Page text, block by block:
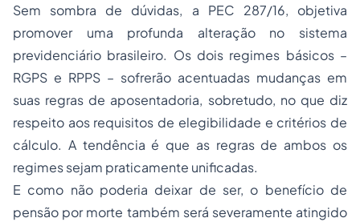
Sem sombra de dúvidas, a PEC 287/16, objetiva
promover uma profunda alteração no sistema
previdenciário brasileiro. Os dois regimes básicos –
RGPS e RPPS – sofrerão acentuadas mudanças em
suas regras de aposentadoria, sobretudo, no que diz
respeito aos requisitos de elegibilidade e critérios de
cálculo. A tendência é que as regras de ambos os
regimes sejam praticamente unificadas.
E como não poderia deixar de ser, o benefício de
pensão por morte também será severamente atingido